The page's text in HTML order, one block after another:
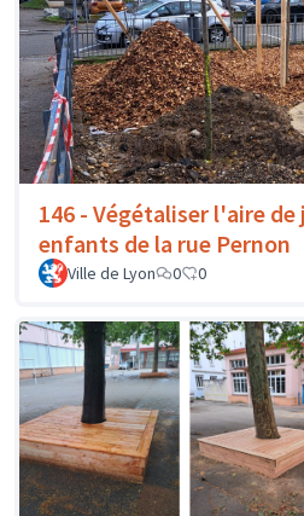
146 - Végétaliser l'aire
enfants de la rue Pernon
Ville de Lyon 0 0